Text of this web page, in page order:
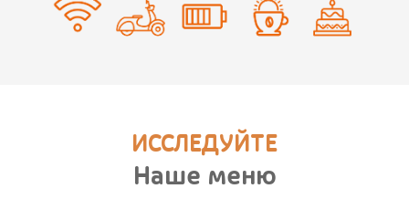
ИССЛЕДУЙТЕ
Наше меню